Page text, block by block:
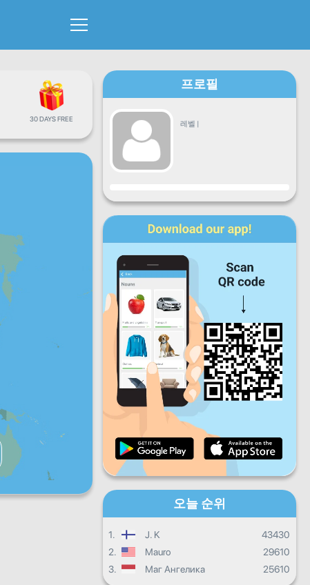
30 DAYS FREE
프로필
레벨 |
진행
수 목
토 일
일일 진행상황
월별 진행상황
전체 진행상태
오늘 순위
1. J. K
43430
2.
Mauro
29610
3.
Маг Ангелика 25610